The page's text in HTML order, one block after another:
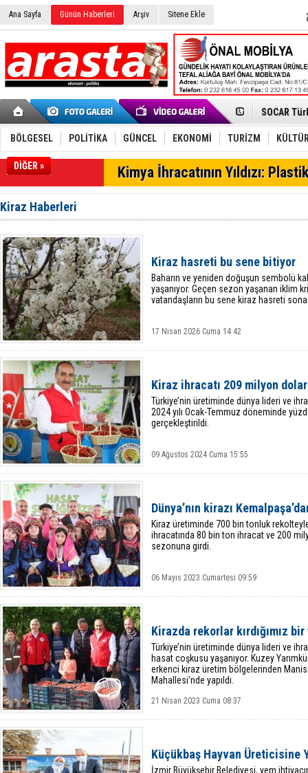
Ana Sayfa Günün Haberleri Arşiv Sitene Ekle
Aliağa'da
Alto,
Aliağa-
Yaz
Petrol-İş
Tüpraş
Aliağa,
taçlandırdı
Kimya
Aliağa'da
BÖLGESEL POLİTİKA GÜNCEL EKONOMİ TURİZM
DİĞER »
SON DAKİKA Kimya İhracatının Yıldızı:
Kiraz Haberleri
Kiraz hasreti bu sene bitiyor
​Baharın ve yeniden doğuşun sembolü
yaşanıyor. Geçen sezon yaşanan iklim
vatandaşların bu sene kiraz hasreti
17 Nisan 2026 Cuma 14:42
Kiraz ihracatı 209 milyon
Türkiye’nin üretiminde dünya lideri ve
2024 yılı Ocak-Temmuz döneminde
gerçekleştirildi.
09 Ağustos 2024 Cuma 15:55
Dünya’nın kirazı
Kiraz üretiminde 700 bin tonluk
ihracatında 80 bin ton ihracat ve 200
sezonuna girdi.
06 Mayıs 2023 Cumartesi 09:59
Kirazda rekorlar kırdığımız
Türkiye’nin üretiminde dünya lideri ve
hasat coşkusu yaşanıyor. Kuzey
erkenci kiraz üretim bölgelerinden
Mahallesi'nde yapıldı.
21 Nisan 2023 Cuma 08:37
Küçükbaş Hayvan Üreticisine
İzmir Büyükşehir Belediyesi, yem